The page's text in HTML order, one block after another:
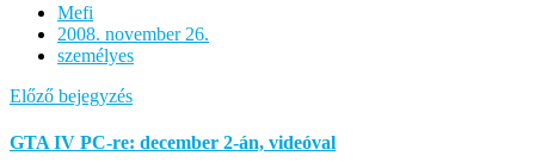
Mefi
2008. november 26.
személyes
Előző bejegyzés
GTA IV PC-re: december 2-án, videóval